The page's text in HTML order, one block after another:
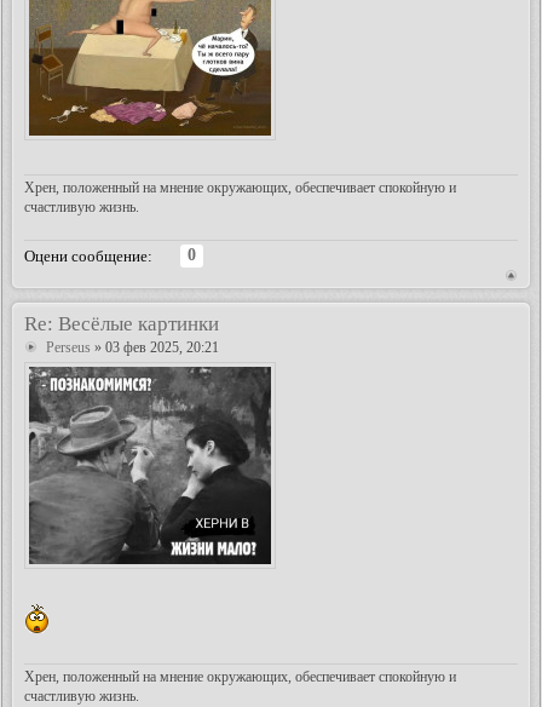
Хрен, положенный на мнение окружающих, обеспечивает спокойную и
счастливую жизнь.
Оцени сообщение:
0
Re: Весёлые картинки
Perseus » 03 фев 2025, 20:21
Хрен, положенный на мнение окружающих, обеспечивает спокойную и
счастливую жизнь.